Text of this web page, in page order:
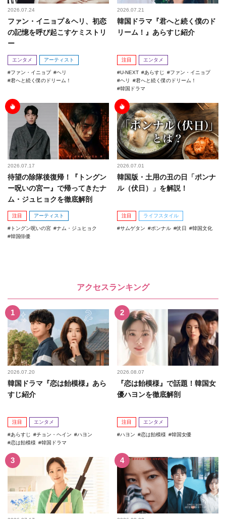
2026.07.24
ファン・イニョプ＆ヘリ、初恋
の記憶を呼び起こすケミストリ
ー
エンタメ アーティスト
ファン・イニョプ
ヘリ
君へと続く僕のドリーム！
2026.07.21
韓国ドラマ『君へと続く僕のド
リーム！』あらすじ紹介
注目 エンタメ
U-NEXT あらすじ
ファン・イニョプ
ヘリ
君へと続く僕のドリーム！
韓国ドラマ
2026.07.17
待望の除隊後復帰！『トングン
ー呪いの宮ー』で帰ってきたナ
ム・ジュヒョクを徹底解剖
注目 アーティスト
トングン呪いの宮
ナム・ジュヒョク
韓国俳優
2026.07.01
韓国版・土用の丑の日「ポンナ
ル（伏日）」を解説！
注目 ライフスタイル
サムゲタン ポンナル 伏日 韓国文化
アクセスランキング
2026.07.20
韓国ドラマ『恋は飴模様』あら
すじ紹介
注目 エンタメ
あらすじ チョン・ヘイン
ハヨン
恋は飴模様
韓国ドラマ
2026.08.07
『恋は飴模様』で話題！韓国女
優ハヨンを徹底解剖
注目 エンタメ
ハヨン 恋は飴模様 韓国女優